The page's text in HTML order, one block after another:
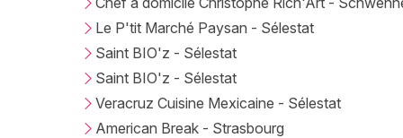
Le P'tit Marché Paysan - Sélestat
Saint BIO'z - Sélestat
Saint BIO'z - Sélestat
Veracruz Cuisine Mexicaine - Sélestat
American Break - Strasbourg